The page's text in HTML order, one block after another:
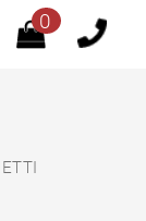
0